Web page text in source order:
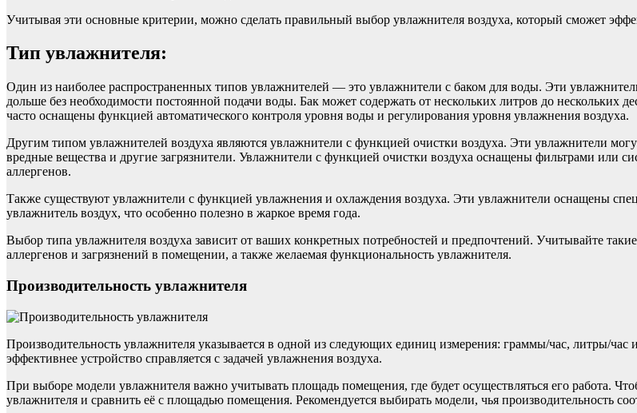
Учитывая эти основные критерии, можно сделать правильный выбор увлажнителя воздуха, который сможет
Тип увлажнителя:
Один из наиболее распространенных типов увлажнителей — это увлажнители с баком для воды. Эти
дольше без необходимости постоянной подачи воды. Бак может содержать от нескольких литров до нескольких
часто оснащены функцией автоматического контроля уровня воды и регулирования уровня увлажнения воздуха.
Другим типом увлажнителей воздуха являются увлажнители с функцией очистки воздуха. Эти увлажнители
вредные вещества и другие загрязнители. Увлажнители с функцией очистки воздуха оснащены фильтрами или
аллергенов.
Также существуют увлажнители с функцией увлажнения и охлаждения воздуха. Эти увлажнители оснащены
увлажнитель воздух, что особенно полезно в жаркое время года.
Выбор типа увлажнителя воздуха зависит от ваших конкретных потребностей и предпочтений. Учитывайте
аллергенов и загрязнений в помещении, а также желаемая функциональность увлажнителя.
Производительность увлажнителя
Производительность увлажнителя указывается в одной из следующих единиц измерения: граммы/час, литры/
эффективнее устройство справляется с задачей увлажнения воздуха.
При выборе модели увлажнителя важно учитывать площадь помещения, где будет осуществляться его работа.
увлажнителя и сравнить её с площадью помещения. Рекомендуется выбирать модели, чья производительность